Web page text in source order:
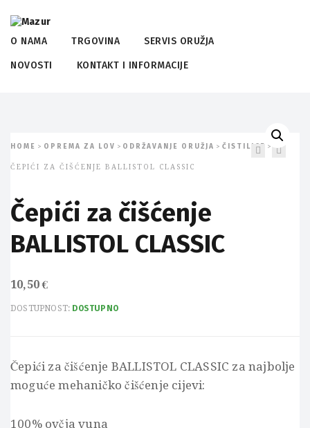
O NAMA TRGOVINA SERVIS ORUŽJA
NOVOSTI KONTAKT I INFORMACIJE
HOME > OPREMA ZA LOV > ODRŽAVANJE ORUŽJA > ČISTILICE >
ČEPIĆI ZA ČIŠĆENJE BALLISTOL CLASSIC
Čepići za čišćenje
BALLISTOL CLASSIC
10,50€
DOSTUPNOST: DOSTUPNO
Čepići za čišćenje BALLISTOL CLASSIC za najbolje
moguće mehaničko čišćenje cijevi:
100% ovčja vuna